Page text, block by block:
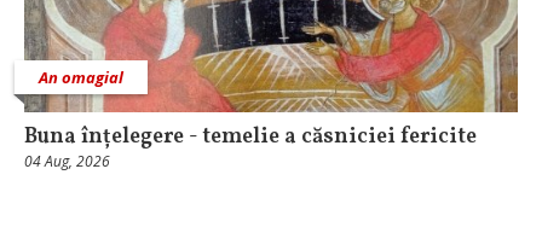
An omagial
Buna înțelegere - temelie a căsniciei fericite
04 Aug, 2026